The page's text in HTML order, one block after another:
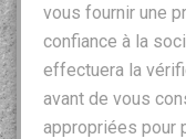
vous fournir une
confiance à la
effectuera la
avant de vous
appropriées pour